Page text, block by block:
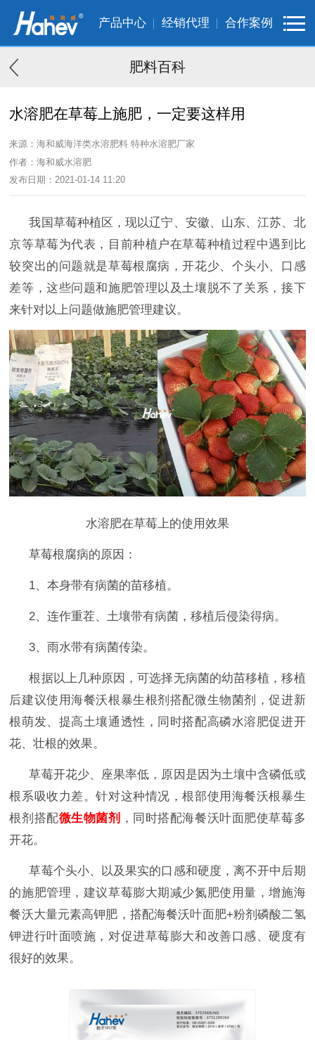
产品中心 经销代理 合作案例
肥料百科
水溶肥在草莓上施肥，一定要这样用
来源：海和威海洋类水溶肥料 特种水溶肥厂家
作者：海和威水溶肥
发布日期：2021-01-14 11:20
我国草莓种植区，现以辽宁、安徽、山东、江苏、北
京等草莓为代表，目前种植户在草莓种植过程中遇到比
较突出的问题就是草莓根腐病，开花少、个头小、口感
差等，这些问题和施肥管理以及土壤脱不了关系，接下
来针对以上问题做施肥管理建议。
水溶肥在草莓上的使用效果
草莓根腐病的原因：
1、本身带有病菌的苗移植。
2、连作重茬、土壤带有病菌，移植后侵染得病。
3、雨水带有病菌传染。
根据以上几种原因，可选择无病菌的幼苗移植，移植
后建议使用海餐沃根暴生根剂搭配微生物菌剂，促进新
根萌发、提高土壤通透性，同时搭配高磷水溶肥促进开
花、壮根的效果。
草莓开花少、座果率低，原因是因为土壤中含磷低或
根系吸收力差。针对这种情况，根部使用海餐沃根暴生
根剂搭配微生物菌剂 ，同时搭配海餐沃叶面肥使草莓多
开花。
草莓个头小、以及果实的口感和硬度，离不开中后期
的施肥管理，建议草莓膨大期减少氮肥使用量，增施海
餐沃大量元素高钾肥，搭配海餐沃叶面肥+粉剂磷酸二氢
钾进行叶面喷施，对促进草莓膨大和改善口感、硬度有
很好的效果。